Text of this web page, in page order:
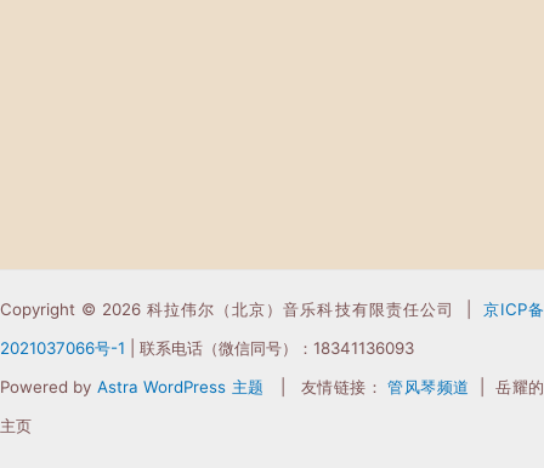
Copyright © 2026 科拉伟尔（北京）音乐科技有限责任公司 | 京ICP备
2021037066号-1 | 联系电话（微信同号）：18341136093
Powered by Astra WordPress 主题 | 友情链接：管风琴频道 | 岳耀的
主页